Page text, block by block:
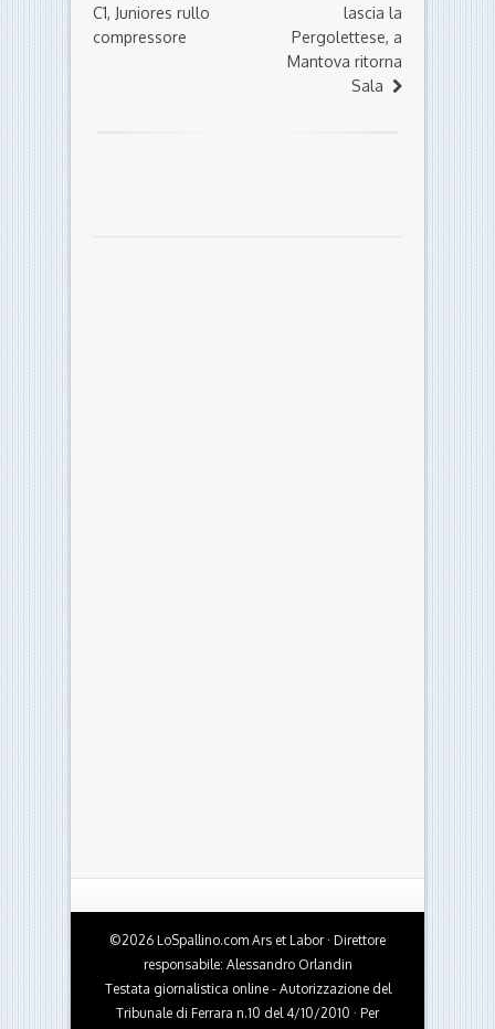
C1, Juniores rullo
compressore
lascia la
Pergolettese, a
Mantova ritorna
Sala
©2026 LoSpallino.com Ars et Labor · Direttore
responsabile: Alessandro Orlandin
Testata giornalistica online - Autorizzazione del
Tribunale di Ferrara n.10 del 4/10/2010 · Per